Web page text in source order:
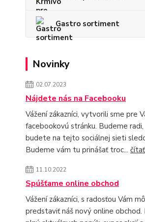
Gastro sortiment
Novinky
02.07.2023
Nájdete nás na Facebooku
Vážení zákazníci, vytvorili sme pre
facebookovú stránku. Budeme radi,
budete na tejto sociálnej sieti
Budeme vám tu prinášať troc...
11.10.2022
Spúšťame online obchod
Vážení zákazníci, s radosťou Vám
predstaviť náš nový online obchod.